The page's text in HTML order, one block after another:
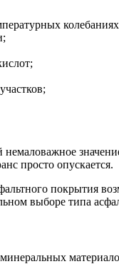
немаловажное
просто опускается.
покрытия
выборе типа